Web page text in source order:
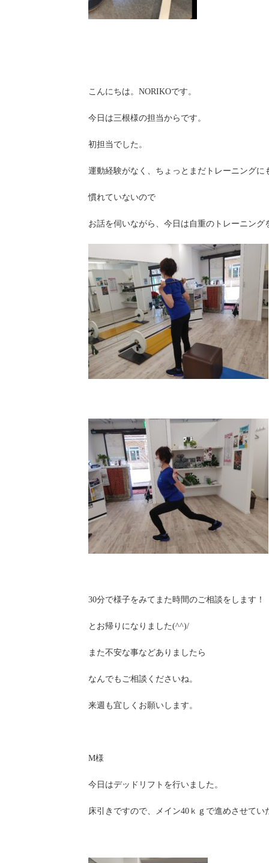
こんにちは。NORIKOです。
今日は三根様の担当からです。
初担当でした。
運動経験がなく、ちょっとまだトレーニングに
慣れていないので
お話を伺いながら、今日は自重のトレーニング
30分で様子をみてまた時間のご相談をします！
とお帰りになりました(^^)/
また不安な事などありましたら
なんでもご相談くださいね。
来週も宜しくお願いします。
M様
今日はデッドリフトを行いました。
床引きですので、メイン40ｋｇで進めさせてい